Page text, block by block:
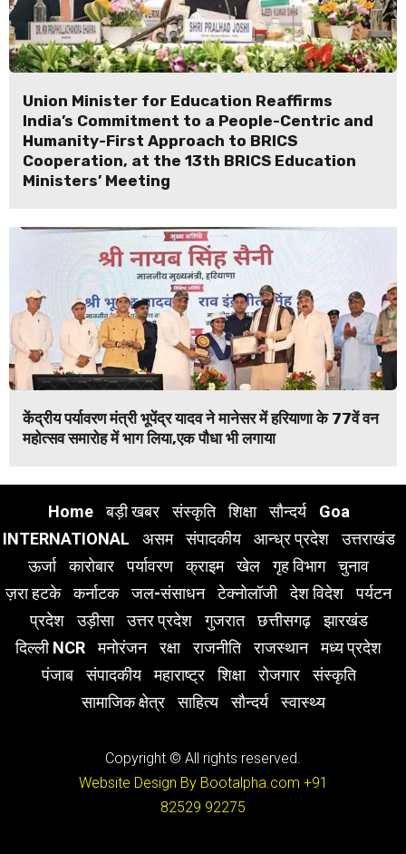
Union Minister for Education Reaffirms
India’s Commitment to a People-Centric and
Humanity-First Approach to BRICS
Cooperation, at the 13th BRICS Education
Ministers’ Meeting
केंद्रीय पर्यावरण मंत्री भूपेंद्र यादव ने मानेसर में हरियाणा के 77वें वन
महोत्सव समारोह में भाग लिया,एक पौधा भी लगाया
Home बड़ी खबर संस्कृति शिक्षा सौन्दर्य
Goa
INTERNATIONAL
असम संपादकीय आन्ध्र प्रदेश
उत्तराखंड
ऊर्जा
कारोबार पर्यावरण क्राइम खेल गृह विभाग
चुनाव
ज़रा हटके
कर्नाटक जल-संसाधन टेक्नोलॉजी देश विदेश
पर्यटन
प्रदेश
उड़ीसा उत्तर प्रदेश गुजरात छत्तीसगढ़
झारखंड
दिल्ली NCR
मनोरंजन रक्षा राजनीति राजस्थान
मध्य प्रदेश
पंजाब
संपादकीय महाराष्ट्र शिक्षा रोजगार
संस्कृति
सामाजिक क्षेत्र
साहित्य सौन्दर्य स्वास्थ्य
Copyright © All rights reserved.
Website Design By Bootalpha.com +91
82529 92275